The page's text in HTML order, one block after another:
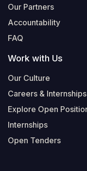
Our Partners
Accountability
FAQ
Work with Us
Our Culture
Careers & Internships
Explore Open
Internships
Open Tenders